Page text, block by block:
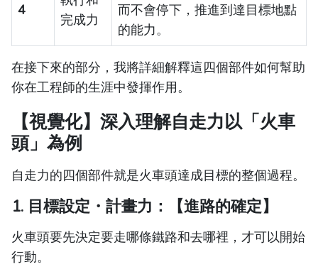
4
完成力
而不會停下，推進到達目標地點
的能力。
在接下來的部分，我將詳細解釋這四個部件如何幫助
你在工程師的生涯中發揮作用。
【視覺化】深入理解自走力以「火車
頭」為例
自走力的四個部件就是火車頭達成目標的整個過程。
1. 目標設定・計畫力：【進路的確定】
火車頭要先決定要走哪條鐵路和去哪裡，才可以開始
行動。